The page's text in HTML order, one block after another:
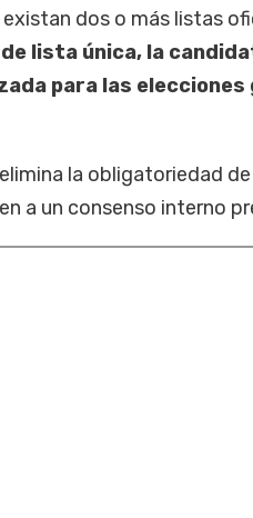
dos o más listas
de lista única, la
para las elecciones
la obligatoriedad
a un consenso interno